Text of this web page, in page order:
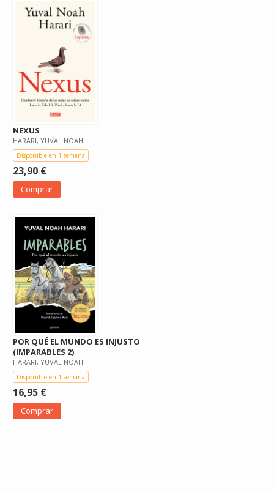
NEXUS
HARARI, YUVAL NOAH
Disponible en 1 semana
23,90 €
Comprar
POR QUÉ EL MUNDO ES INJUSTO
(IMPARABLES 2)
HARARI, YUVAL NOAH
Disponible en 1 semana
16,95 €
Comprar